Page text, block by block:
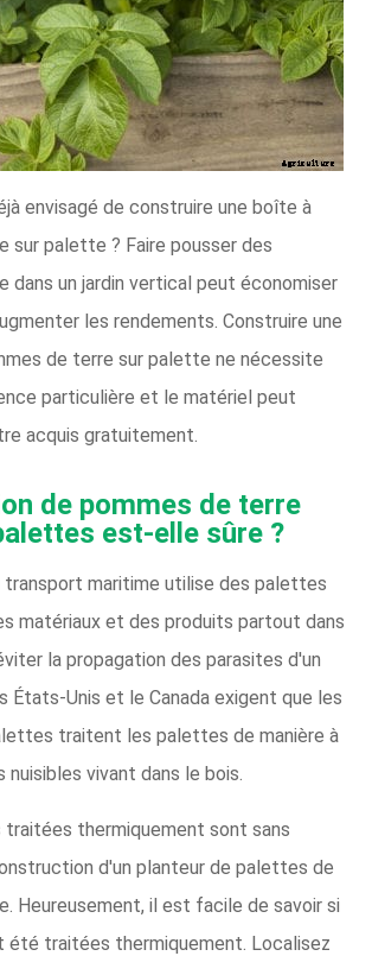
envisagé de construire une boîte à
sur palette ? Faire pousser des
dans un jardin vertical peut économiser
les rendements. Construire une
de terre sur palette ne nécessite
particulière et le matériel peut
acquis gratuitement.
de pommes de terre
est-elle sûre ?
transport maritime utilise des palettes
matériaux et des produits partout dans
la propagation des parasites d'un
États-Unis et le Canada exigent que les
traitent les palettes de manière à
vivant dans le bois.
thermiquement sont sans
d'un planteur de palettes de
Heureusement, il est facile de savoir si
traitées thermiquement. Localisez